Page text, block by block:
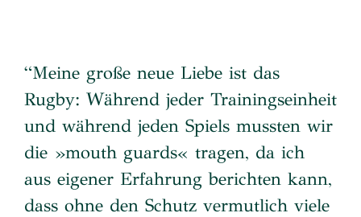
“Meine große neue Liebe ist das
Rugby: Während jeder Trainingseinheit
und während jeden Spiels mussten wir
die »mouth guards« tragen, da ich
aus eigener Erfahrung berichten kann,
dass ohne den Schutz vermutlich viele